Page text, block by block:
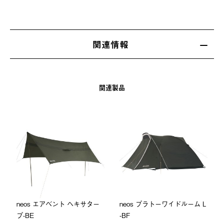
関連情報
関連製品
neos エアベント ヘキサター
プ-BE
neos プラトーワイドルーム L
-BF